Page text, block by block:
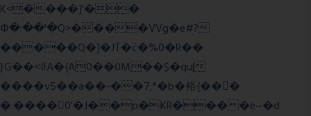
K<����]'��
Փ�:��'�Q>����VVg�e#?
�����Q�]�JT�݁c�%0�R��
}G��˂IŀA�{A0��0M��$�qu|
����v5��a��-��7;*�b�裕{���ً
�:����0'�J��p�KR����e~�d